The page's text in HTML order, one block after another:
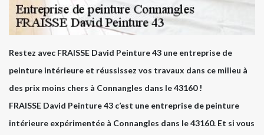
Restez avec FRAISSE David Peinture 43 une entreprise de
peinture intérieure et réussissez vos travaux dans ce milieu à
des prix moins chers à Connangles dans le 43160 !
FRAISSE David Peinture 43 c’est une entreprise de peinture
intérieure expérimentée à Connangles dans le 43160. Et si vous